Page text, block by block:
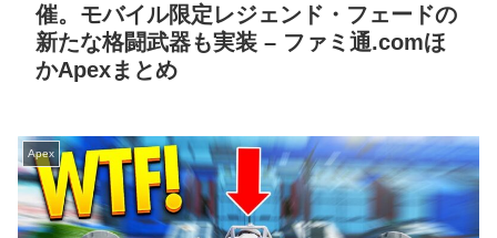
催。モバイル限定レジェンド・フェードの
新たな格闘武器も実装 – ファミ通.comほ
かApexまとめ
Apex